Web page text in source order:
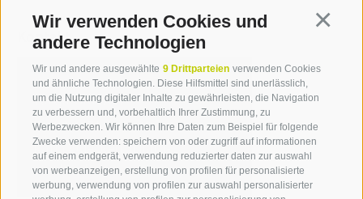
Wir verwenden Cookies und
andere Technologien
Wir und andere ausgewählte 9 Drittparteien verwenden Cookies
und ähnliche Technologien. Diese Hilfsmittel sind unerlässlich,
um die Nutzung digitaler Inhalte zu gewährleisten, die Navigation
zu verbessern und, vorbehaltlich Ihrer Zustimmung, zu
Werbezwecken. Wir können Ihre Daten zum Beispiel für folgende
Zwecke verwenden: speichern von oder zugriff auf informationen
auf einem endgerät, verwendung reduzierter daten zur auswahl
von werbeanzeigen, erstellung von profilen für personalisierte
werbung, verwendung von profilen zur auswahl personalisierter
Kontakt
Katja Glücker
T +39 0471 094 228
katja.gluecker[at]idm-
suedtirol.com